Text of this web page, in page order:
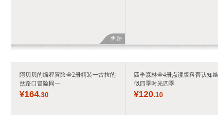
售罄
阿贝贝的编程冒险全2册精装一古拉的
岔路口冒险同一
¥164.30
四季森林全4册点读版科普认知
似四季时光四季
¥120.10